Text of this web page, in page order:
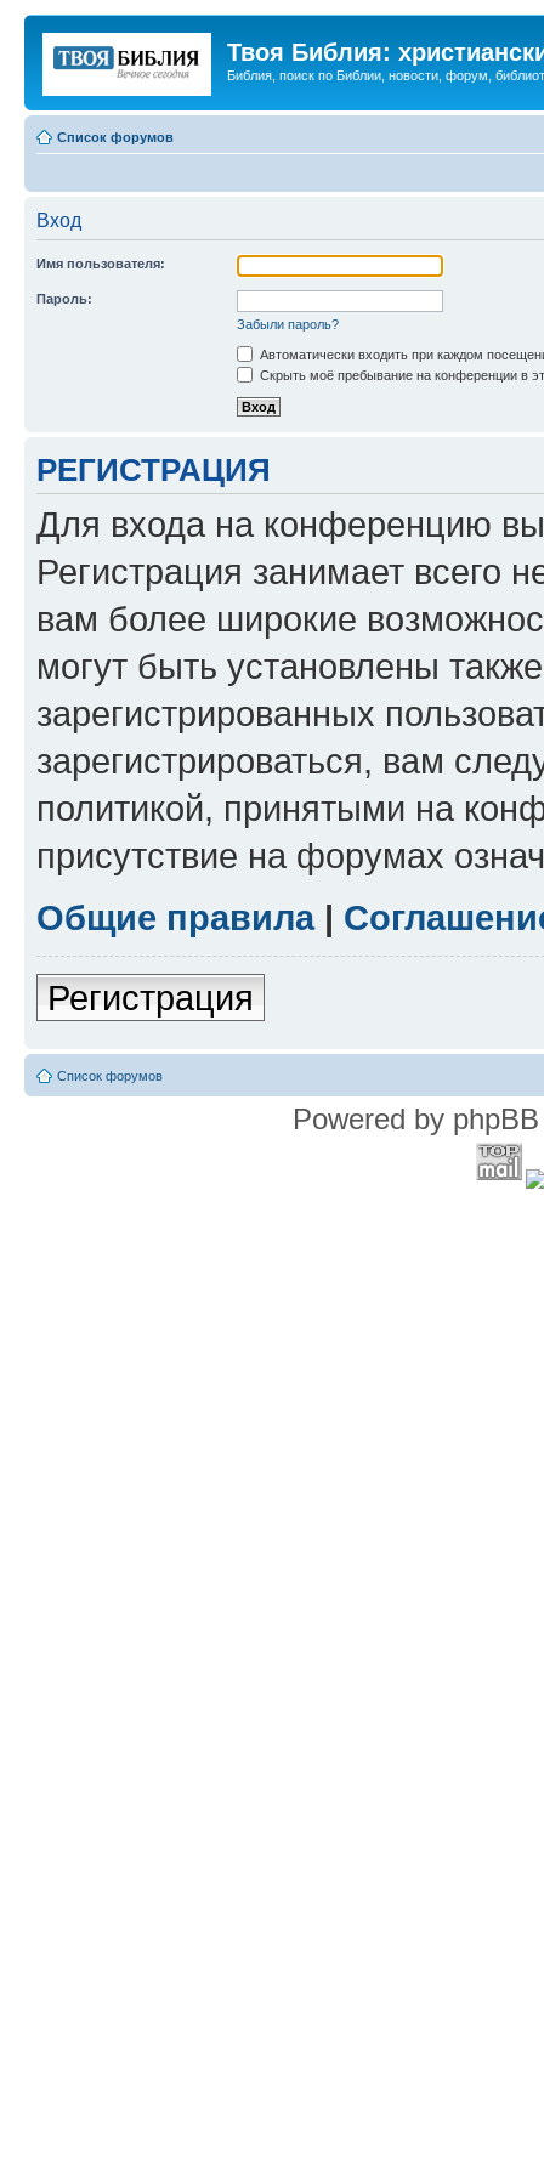
Твоя Библия:
Библия, поиск по Библии, новости, форум,
Список форумов
Вход
Имя пользователя:
Пароль:
Забыли пароль?
Автоматически входить при каждом
Скрыть моё пребывание на конференции в
РЕГИСТРАЦИЯ
Для входа на конференцию
Регистрация занимает всего
вам более широкие
могут быть установлены
зарегистрированных
зарегистрироваться, вам
политикой, принятыми на
присутствие на форумах
Общие правила|
Регистрация
Список форумов
Powered by